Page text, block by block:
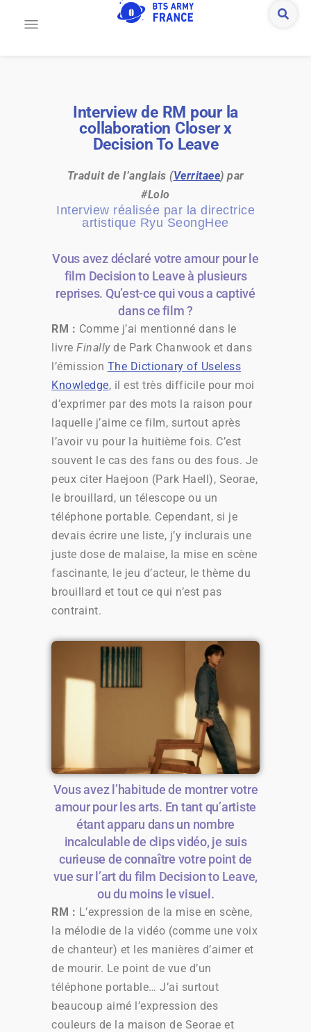
Interview de RM pour la
collaboration Closer x
Decision To Leave
Traduit de l’anglais (Verritaee) par
#Lolo
Interview réalisée par la directrice
artistique Ryu SeongHee
Vous avez déclaré votre amour pour le
film Decision to Leave à plusieurs
reprises. Qu’est-ce qui vous a captivé
dans ce film ?
RM : Comme j’ai mentionné dans le
livre Finally de Park Chanwook et dans
l’émission The Dictionary of Useless
Knowledge, il est très difficile pour moi
d’exprimer par des mots la raison pour
laquelle j’aime ce film, surtout après
l’avoir vu pour la huitième fois. C’est
souvent le cas des fans ou des fous. Je
peux citer Haejoon (Park HaeIl), Seorae,
le brouillard, un télescope ou un
téléphone portable. Cependant, si je
devais écrire une liste, j’y inclurais une
juste dose de malaise, la mise en scène
fascinante, le jeu d’acteur, le thème du
brouillard et tout ce qui n’est pas
contraint.
Vous avez l’habitude de montrer votre
amour pour les arts. En tant qu’artiste
étant apparu dans un nombre
incalculable de clips vidéo, je suis
curieuse de connaître votre point de
vue sur l’art du film Decision to Leave,
ou du moins le visuel.
RM : L’expression de la mise en scène,
la mélodie de la vidéo (comme une voix
de chanteur) et les manières d’aimer et
de mourir. Le point de vue d’un
téléphone portable… J’ai surtout
beaucoup aimé l’expression des
couleurs de la maison de Seorae et